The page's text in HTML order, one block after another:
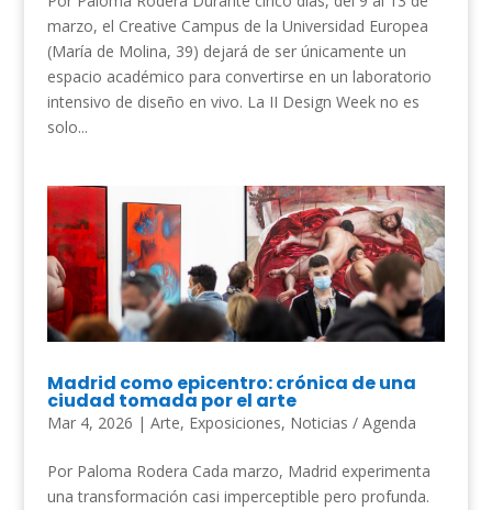
marzo, el Creative Campus de la Universidad Europea
(María de Molina, 39) dejará de ser únicamente un
espacio académico para convertirse en un laboratorio
intensivo de diseño en vivo. La II Design Week no es
solo...
Madrid como epicentro: crónica de una
ciudad tomada por el arte
Mar 4, 2026 | Arte, Exposiciones, Noticias / Agenda
Por Paloma Rodera Cada marzo, Madrid experimenta
una transformación casi imperceptible pero profunda.